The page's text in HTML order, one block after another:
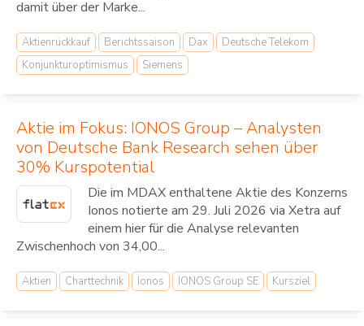
damit über der Marke...
Aktienrückkauf Berichtssaison Dax
Deutsche Telekom
Konjunkturoptimismus
Siemens
Aktie im Fokus: IONOS Group – Analysten
von Deutsche Bank Research sehen über
30% Kurspotential
Die im MDAX enthaltene Aktie des Konzerns
Ionos notierte am 29. Juli 2026 via Xetra auf
einem hier für die Analyse relevanten
Zwischenhoch von 34,00...
Aktien Charttechnik Ionos IONOS Group SE Kursziel